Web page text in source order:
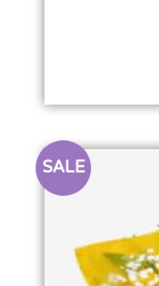
SALE